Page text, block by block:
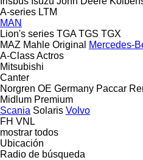
A-series LTM
MAN
Lion's series TGA TGS TGX
MAZ Mahle Original
Mercedes-
A-ClassActros
Mitsubishi
Canter
Norgren OE Germany Paccar
Midlum Premium
Scania Solaris Volvo
FH VNL
mostrar todos
Ubicación
Radio de búsqueda